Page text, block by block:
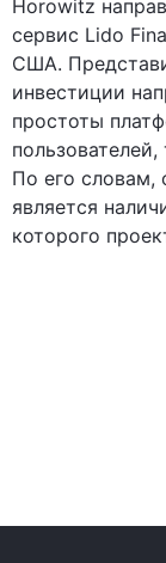
Horowitz
сервис Lido
США.
инвестиции
простоты
По его
является
которого